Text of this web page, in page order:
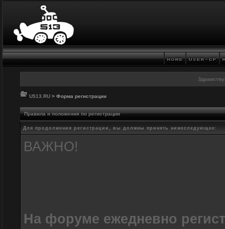
U513.RU > Форма регистрации
Правила и положения по регистрации
Для продолжения регистрации, вы должны принять нижеследующее:
ВАЖНО!
На форуме ежедневно